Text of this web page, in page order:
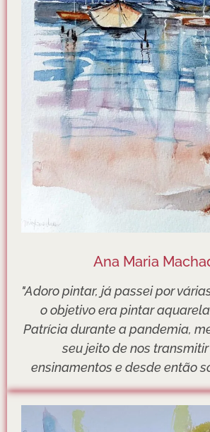
Ana Maria
"Adoro pintar, já passei por
o objetivo era pintar
Patrícia durante a pandemia,
seu jeito de nos
ensinamentos e desde então